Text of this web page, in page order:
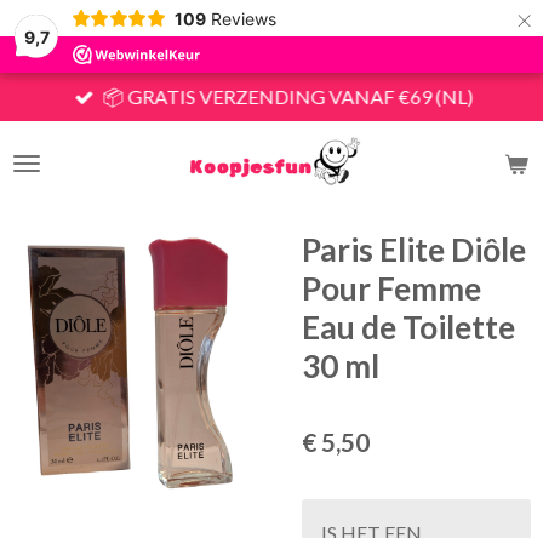
9,7
109 Reviews ×
📦 GRATIS VERZENDING VANAF €69 (NL)
Paris Elite Diôle
Pour Femme
Eau de Toilette
30 ml
€ 5,50
IS HET EEN